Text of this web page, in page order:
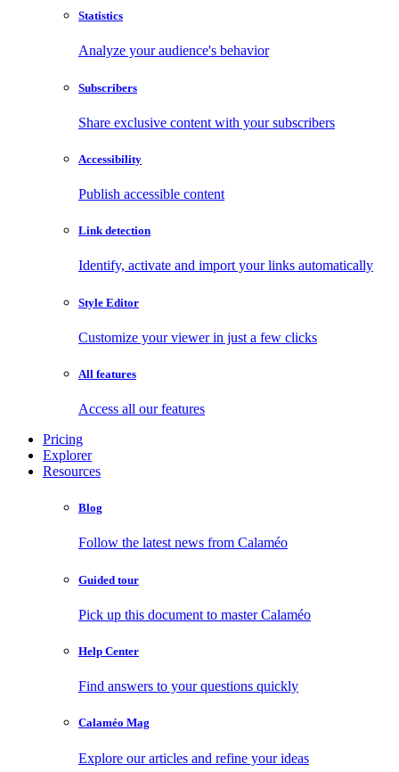
Statistics
Analyze your audience's behavior
Subscribers
Share exclusive content with your subscribers
Accessibility
Publish accessible content
Link detection
Identify, activate and import your links automatically
Style Editor
Customize your viewer in just a few clicks
All features
Access all our features
Pricing
Explorer
Resources
Blog
Follow the latest news from Calaméo
Guided tour
Pick up this document to master Calaméo
Help Center
Find answers to your questions quickly
Calaméo Mag
Explore our articles and refine your ideas